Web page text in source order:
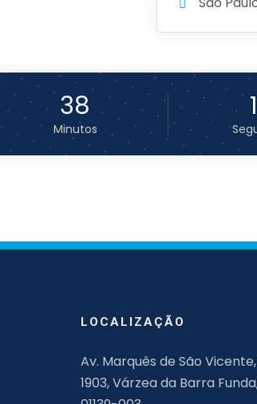
38
Minutos
LOCALIZAÇÃO
Av. Marquês de São Vicente,
1903, Várzea da Barra